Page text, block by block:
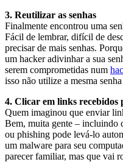
3. Reutilizar as senhas
Finalmente encontrou uma
Fácil de lembrar, difícil de
precisar de mais senhas.
um hacker adivinhar a sua
serem comprometidas num
isso não utilize a mesma
4. Clicar em links recebidos
Quem imaginou que enviar
Bem, muita gente – incluindo
ou phishing pode levá-lo
um malware para seu
parecer familiar, mas que vai